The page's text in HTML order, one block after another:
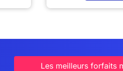
Les meilleurs forfaits